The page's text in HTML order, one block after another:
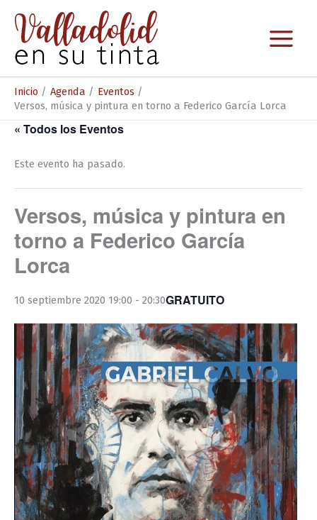
contenido
Inicio Agenda
Eventos
Versos, música y pintura en torno a Federico García Lorca
« Todos los Eventos
Este evento ha pasado.
Versos, música y pintura en
torno a Federico García
Lorca
10 septiembre 2020 19:00 - 20:30GRATUITO